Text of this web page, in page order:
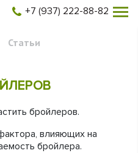
+7 (937) 222-88-82
Статьи
бройлеров.
влияющих на
бройлера.